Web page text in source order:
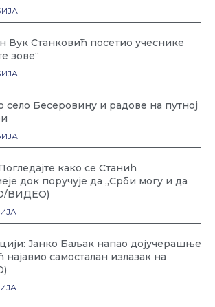
Вук Станковић посетио учеснике
зове“
Бесеровину и радове на путној
како се Станић
док поручује да „Срби могу и да
ВИДЕО)
Јанко Баљак напао дојучерашње
самосталан излазак на